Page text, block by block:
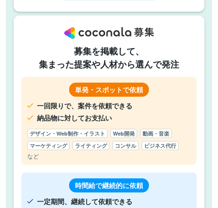
募集を掲載して、
集まった提案や人材から選んで発注
単発・スポットで依頼
一回限りで、案件を依頼できる
納品物に対してお支払い
デザイン・Web制作・イラスト Web開発
動画・音楽
マーケティング
ライティング コンサル ビジネス代行
など
時間給で継続的に依頼
一定期間、継続して依頼できる